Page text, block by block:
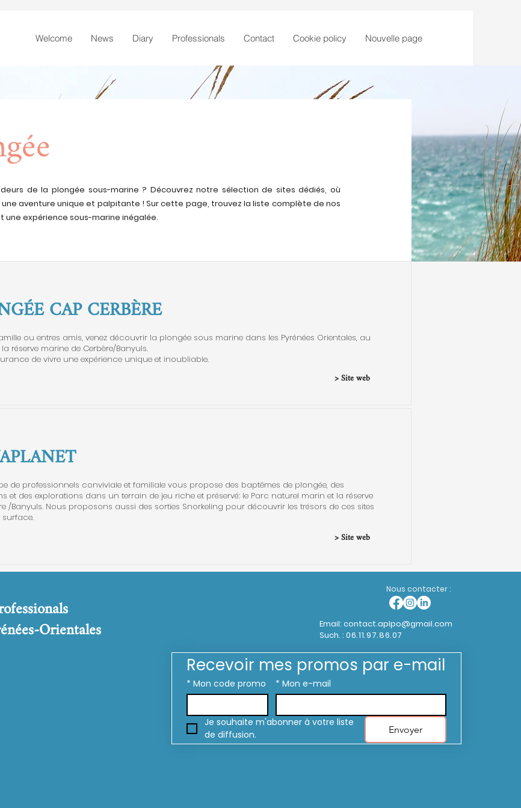
Welcome News Diary Professionals Contact Cookie policy Nouvelle page
de la plongée sous-marine ? Découvrez notre sélection de sites dédiés, où
aventure unique et palpitante ! Sur cette page, trouvez la liste complète de nos
expérience sous-marine inégalée.
CAP CERBÈRE
ou entres amis, venez découvrir la plongée sous marine dans les Pyrénées Orientales, au
réserve marine de Cerbère/Banyuls.
de vivre une expérience unique et inoubliable.
> Site web
de professionnels conviviale et familiale vous propose des baptêmes de plongée, des
et des explorations dans un terrain de jeu riche et préservé: le Parc naturel marin et la réserve
/Banyuls. Nous proposons aussi des sorties Snorkeling pour découvrir les trésors de ces sites
> Site web
Orientales
Nous contacter :
Email: contact.aplpo@gmail.com
Such. : 06.11.97.86.07
Recevoir mes promos par e-mail
* Mon code promo * Mon e-mail
Je souhaite m'abonner à votre liste
de diffusion.
Envoyer